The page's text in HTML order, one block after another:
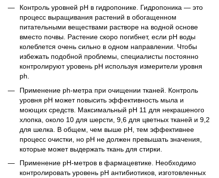
Контроль уровней pH в гидропонике. Гидропоника — это
процесс выращивания растений в обогащенном
питательными веществами растворе на водной основе
вместо почвы. Растение скоро погибнет, если рН воды
колеблется очень сильно в одном направлении. Чтобы
избежать подобной проблемы, специалисты постоянно
контролируют уровень рН используя измерители уровня
ph.
Применение ph-метра при очищении тканей. Контроль
уровня рН может повысить эффективность мыла и
моющих средств. Максимальный рН 11 для некрашеного
хлопка, около 10 для шерсти, 9,6 для цветных тканей и 9,2
для шелка. В общем, чем выше рН, тем эффективнее
процесс очистки, но рН не должен превышать значения,
которые может выдержать ткань для стирки.
Применение рН-метров в фармацевтике. Необходимо
контролировать уровень рН антибиотиков, изготовленных